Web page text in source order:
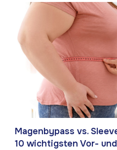
Magenbypass vs.
10 wichtigsten Vor-